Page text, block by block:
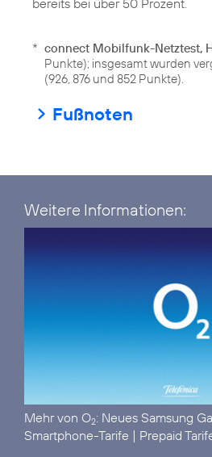
bereits bei über 50 Prozent.
* connect Mobilfunk-Netztest,
Punkte); insgesamt wurden
(926, 876 und 852 Punkte).
Fußnoten
Weitere Informationen:
Mehr von O2: Neues Samsung
Smartphone-Tarife | Prepaid